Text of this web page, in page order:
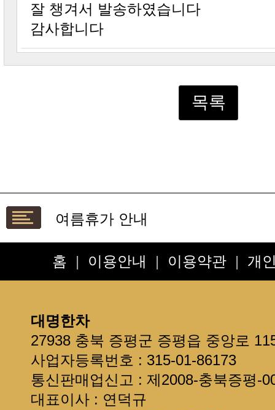
잘 챙겨서 발송하였습니다
감사합니다
목록
여름휴가 안내
설연휴 배송안내입니다
**보관방법 및 선물용**
*배송요청사항*은 주문서 또는 전
제주도 + 섬지역 추가 배송료 안
선물용으로 구입한다면 읽어주세
회원정보를 확인하세요~
홈 | 이용안내 | 이용약관 | 개
대명한차
27938 충북 증평군 증평읍 중앙로
사업자등록번호 : 315-01-86173
통신판매업신고 : 제2008-충북증평-
대표이사 : 연덕규